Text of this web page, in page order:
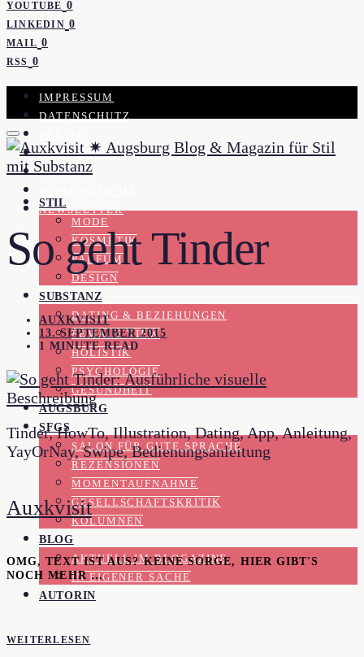
YOUTUBE 0
LINKEDIN 0
MAIL 0
RSS 0
IMPRESSUM
DATENSCHUTZ
KOOPERATION
KONTAKT
NEWSLETTER
STIL
MODE
KOSMETIK
PARFUM
DESIGN
SUBSTANZ
DATING & BEZIEHUNGEN
FEMALE VIEW
HOLISTIK
PSYCHOLOGIE
GESUNDHEIT
AUGSBURG
SFGS
SALON FÜR GUTE SPRACHE
REZENSIONEN
MOMENTAUFNAHME
GESELLSCHAFTSKRITIK
KOLUMNEN
BLOG
AKTUELL IM BLOGAZINE
IN EIGENER SACHE
AUTORIN
So geht Tinder
AUXKVISIT
13. SEPTEMBER 2015
1 MINUTE READ
Tinder, HowTo, Illustration, Dating, App, Anleitung,
YayOrNay, Swipe, Bedienungsanleitung
Auxkvisit
OMG, TEXT IST AUS? KEINE SORGE, HIER GIBT'S
NOCH MEHR …
WEITERLESEN